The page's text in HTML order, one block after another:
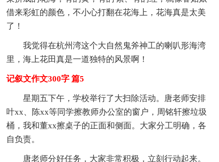
借来彩虹的颜色，不小心打翻在花海上，花海真是太美
了！
我觉得在杭州湾这个大自然鬼斧神工的喇叭形海湾
里，海上花田真是一道独特的风景啊！
记叙文作文300字 篇5
星期五下午，学校举行了大扫除活动。唐老师安排
叶xx、陈xx等同学擦教师办公室的窗户，周铭轩擦垃圾
桶，我和董xx擦桌子的正面和侧面。大家分工明确，各
自负责。
唐老师分好任务，大家非常积极，立刻行动起来。